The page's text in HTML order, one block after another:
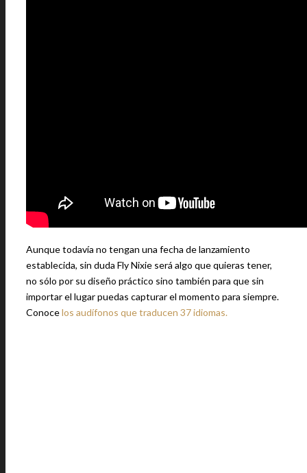
Aunque todavía no tengan una fecha de lanzamiento
establecida, sin duda Fly Nixie será algo que quieras tener,
no sólo por su diseño práctico sino también para que sin
importar el lugar puedas capturar el momento para siempre.
Conocelos audífonos que traducen 37 idiomas.